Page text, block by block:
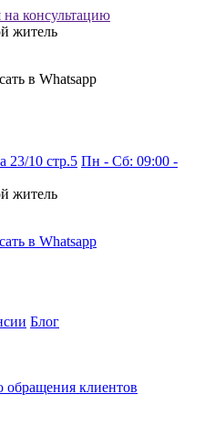
на консультацию
в Whatsapp
23/10 стр.5 Пн - Сб: 09:00 -
в Whatsapp
Блог
обращения клиентов